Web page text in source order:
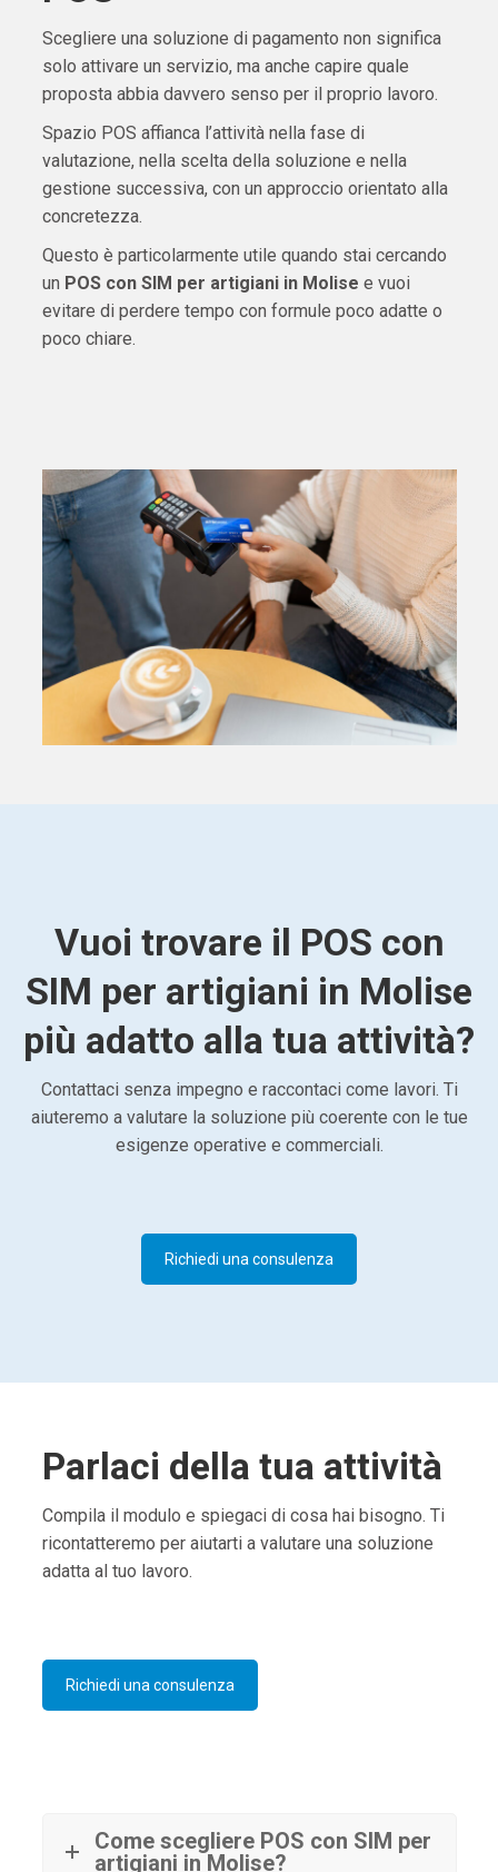
Scegliere una soluzione di pagamento non significa
solo attivare un servizio, ma anche capire quale
proposta abbia davvero senso per il proprio lavoro.
Spazio POS affianca l’attività nella fase di
valutazione, nella scelta della soluzione e nella
gestione successiva, con un approccio orientato alla
concretezza.
Questo è particolarmente utile quando stai cercando
un POS con SIM per artigiani in Molise e vuoi
evitare di perdere tempo con formule poco adatte o
poco chiare.
Vuoi trovare il POS con
SIM per artigiani in Molise
più adatto alla tua attività?
Contattaci senza impegno e raccontaci come lavori. Ti
aiuteremo a valutare la soluzione più coerente con le tue
esigenze operative e commerciali.
Richiedi una consulenza
Parlaci della tua attività
Compila il modulo e spiegaci di cosa hai bisogno. Ti
ricontatteremo per aiutarti a valutare una soluzione
adatta al tuo lavoro.
Richiedi una consulenza
Come scegliere POS con SIM per
artigiani in Molise?